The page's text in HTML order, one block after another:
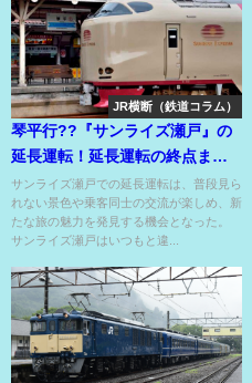
JR横断（鉄道コラム）
琴平行??『サンライズ瀬戸』の
延長運転！延長運転の終点まで
乗ると別世界⁉
サンライズ瀬戸での延長運転は、普段見ら
れない景色や乗客同士の交流が楽しめ、新
たな旅の魅力を発見する機会となった。
サンライズ瀬戸はいつもと違...